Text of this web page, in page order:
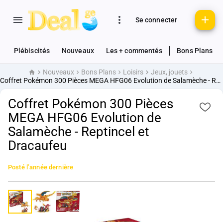
Se connecter
Plébiscités Nouveaux Les + commentés Bons Plans
AccueilNouveaux Bons Plans Loisirs
Jeux, jouets
Coffret Pokémon 300 Pièces MEGA HFG06 Evolution de Salamèche - Reptincel et Dracaufeu
Coffret Pokémon 300 Pièces
MEGA HFG06 Evolution de
Salamèche - Reptincel et
Dracaufeu
Posté l’année dernière